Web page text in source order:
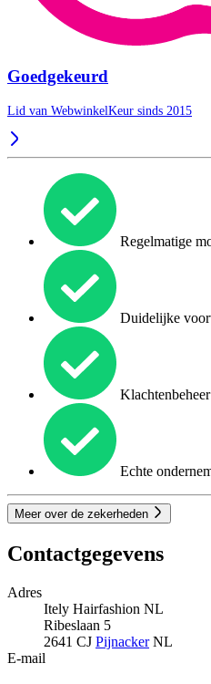
Goedgekeurd
Lid van WebwinkelKeur sinds 2015
Regelmatige
Duidelijke
Klachtenbeheer
Echte
Meer over de zekerheden
Contactgegevens
Adres
Itely Hairfashion NL
Ribeslaan 5
2641 CJ PijnackerNL
E-mail